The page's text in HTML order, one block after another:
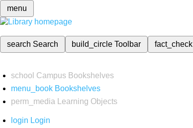
menu
search Search build_circleToolbar fact_check
school Campus Bookshelves
menu_book Bookshelves
perm_media
Learning Objects
login Login